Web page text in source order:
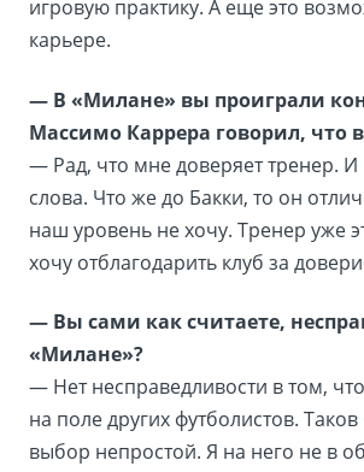
игровую практику. А еще это
карьере.
— В «Милане» вы проиграли
Массимо Каррера говорил, что
— Рад, что мне доверяет тренер. И
слова. Что же до Бакки, то он
наш уровень не хочу. Тренер уже
хочу отблагодарить клуб за
— Вы сами как считаете,
«Милане»?
— Нет несправедливости в том,
на поле других футболистов.
выбор непростой. Я на него не в